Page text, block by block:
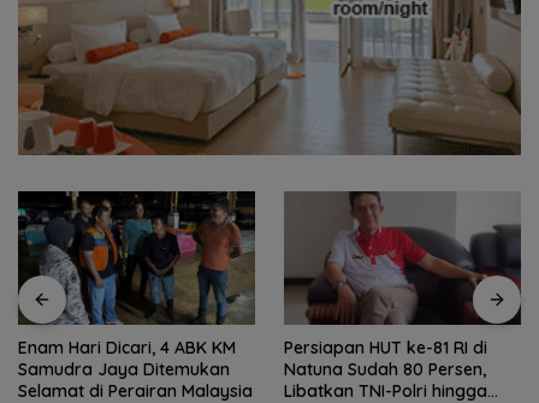
Persiapan HUT ke-81 RI di
Natuna Sudah 80 Persen,
Libatkan TNI-Polri hingga
Sekolah Kepulauan dan 3T
Kepri Dapat Perhatian
Khusus, Revitalisasi Capai